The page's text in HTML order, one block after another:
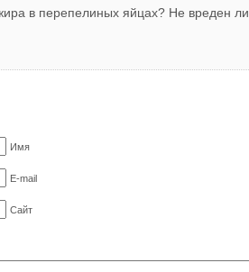
в перепелиных яйцах? Не вреден ли
Имя
E-mail
Сайт